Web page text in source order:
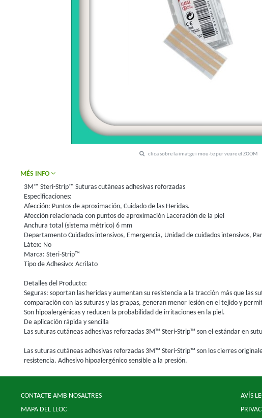
clica sobre la imatge i mou-te per veure el ZOOM
MÉS INFO
3M™ Steri-Strip™ Suturas cutáneas adhesivas reforzadas
Especificaciones:
Afección: Puntos de aproximación, Cuidado de las Heridas.
Afección relacionada con puntos de aproximación Laceración de la piel
Anchura total (sistema métrico) 6 mm
Departamento Cuidados intensivos, Emergencia, Unidad de cuidados intensivos,
Látex: No
Marca: Steri-Strip™
Tipo de Adhesivo: Acrilato
Detalles del Producto:
Seguras: soportan las heridas y aumentan su resistencia a la tracción más que las
comparación con las suturas y las grapas, generan menor lesión en el tejido y
Son hipoalergénicas y reducen la probabilidad de irritaciones en la piel.
De aplicación rápida y sencilla
Las suturas cutáneas adhesivas reforzadas 3M™ Steri-Strip™ son el estándar en
Las suturas cutáneas adhesivas reforzadas 3M™ Steri-Strip™ son los cierres
resistencia. Adhesivo hipoalergénico sensible a la presión.
CONTACTE AMB NOSALTRES
MAPA DEL LLOC
AVÍS